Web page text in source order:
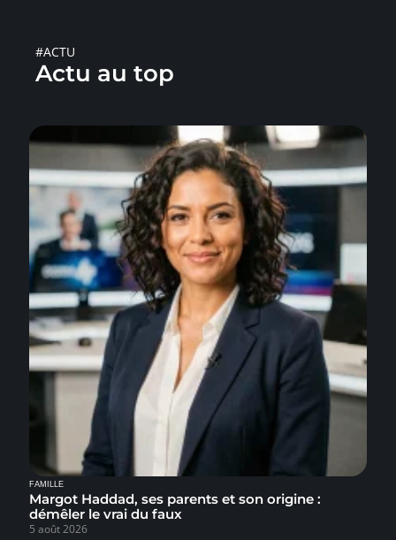
#ACTU
Actu au top
FAMILLE
Margot Haddad, ses parents et son origine :
démêler le vrai du faux
5 août 2026